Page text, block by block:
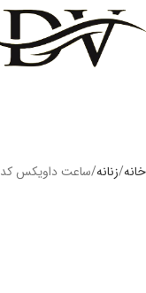
خانه زنانه ساعت داویکس کد DVL24034.5